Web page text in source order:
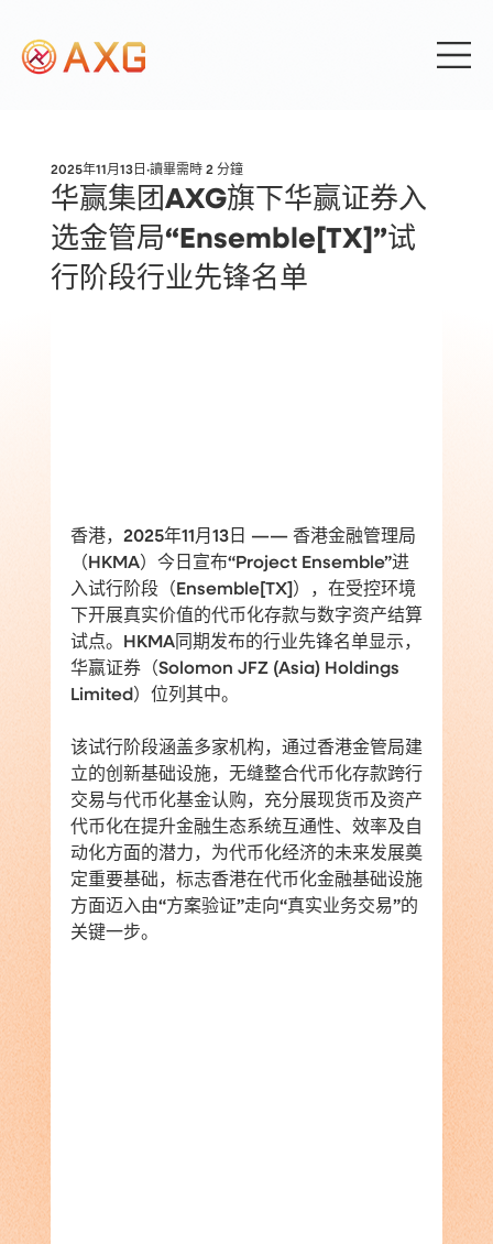
华赢集团AXG旗下华赢证券入
选金管局“Ensemble[TX]”试
行阶段行业先锋名单
2025年11月13日 讀畢需時 2 分鐘
香港，2025年11月13日 —— 香港金融管理局
（HKMA）今日宣布“Project Ensemble”进
入试行阶段（Ensemble[TX]），在受控环境
下开展真实价值的代币化存款与数字资产结算
试点。HKMA同期发布的行业先锋名单显示，
华赢证券（Solomon JFZ (Asia) Holdings
Limited）位列其中。
该试行阶段涵盖多家机构，通过香港金管局建
立的创新基础设施，无缝整合代币化存款跨行
交易与代币化基金认购，充分展现货币及资产
代币化在提升金融生态系统互通性、效率及自
动化方面的潜力，为代币化经济的未来发展奠
定重要基础，标志香港在代币化金融基础设施
方面迈入由“方案验证”走向“真实业务交易”的
关键一步。